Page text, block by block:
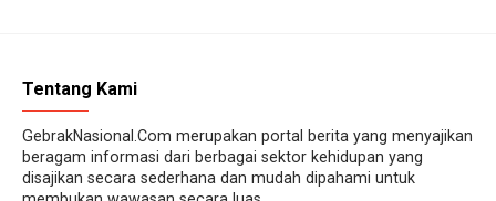
Tentang Kami
GebrakNasional.Com merupakan portal berita yang menyajikan
beragam informasi dari berbagai sektor kehidupan yang
disajikan secara sederhana dan mudah dipahami untuk